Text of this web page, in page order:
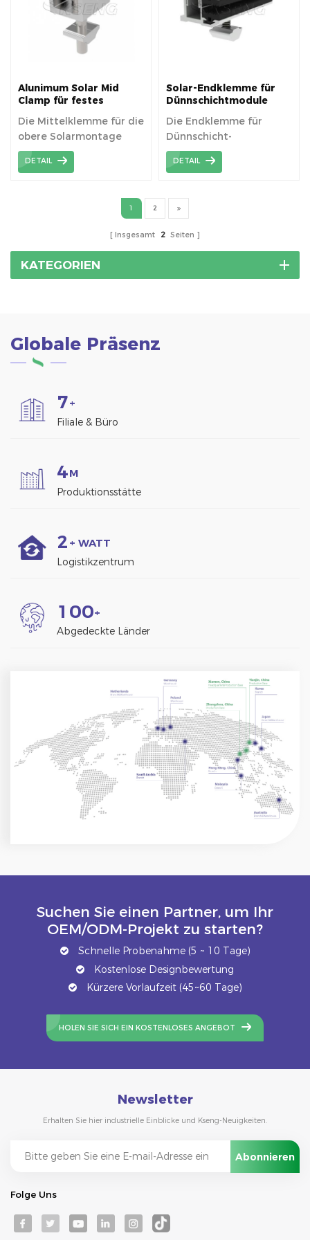
Dächer
Alunimum Solar Mid
Clamp für festes
Die Mittelklemme für die
obere Solarmontage
hält die Module mit
einem T-förmigen
DETAIL
Solar-Endklemme für
Dünnschichtmodule
Die Endklemme für
Dünnschicht-
Solarmodule kann für
Spezifikationstypen von
Solarmodulen oder
ungerahmten
verwendet werden.
DETAIL
1 2
Insgesamt 2 Seiten
KATEGORIEN
Globale Präsenz
7+
Filiale & Büro
4M
Produktionsstätte
2 + WATT
Logistikzentrum
1 00+
Abgedeckte Länder
Suchen Sie einen Partner, um Ihr
OEM/ODM-Projekt zu starten?
Schnelle Probenahme (5 ~ 10 Tage)
Kostenlose Designbewertung
Kürzere Vorlaufzeit (45~60 Tage)
HOLEN SIE SICH EIN KOSTENLOSES ANGEBOT
Newsletter
Erhalten Sie hier industrielle Einblicke und Kseng-Neuigkeiten.
Folge Uns